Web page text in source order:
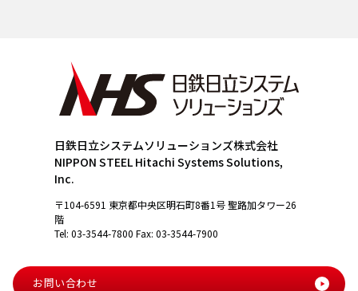
日鉄日立システムソリューションズ株式会社
NIPPON STEEL Hitachi Systems Solutions,
Inc.
〒104-6591 東京都中央区明石町8番1号 聖路加タワー26
階
Tel: 03-3544-7800 Fax: 03-3544-7900
お問い合わせ